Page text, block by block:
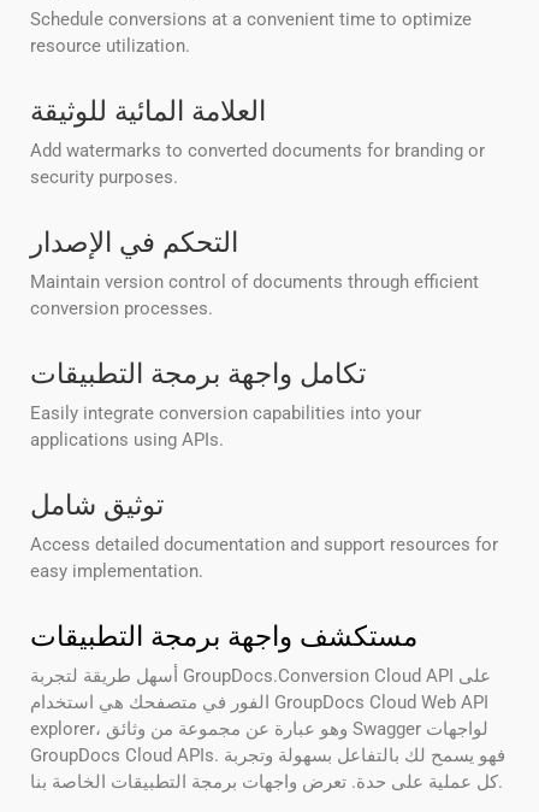
Schedule conversions at a convenient time to optimize
resource utilization.
العلامة المائية للوثيقة
Add watermarks to converted documents for branding or
security purposes.
التحكم في الإصدار
Maintain version control of documents through efficient
conversion processes.
تكامل واجهة برمجة التطبيقات
Easily integrate conversion capabilities into your
applications using APIs.
توثيق شامل
Access detailed documentation and support resources for
easy implementation.
مستكشف واجهة برمجة التطبيقات
أسهل طريقة لتجربة GroupDocs.Conversion Cloud API على
الفور في متصفحك هي استخدام GroupDocs Cloud Web API
explorer، وهو عبارة عن مجموعة من وثائق Swagger لواجهات
GroupDocs Cloud APIs. فهو يسمح لك بالتفاعل بسهولة وتجربة
كل عملية على حدة. تعرض واجهات برمجة التطبيقات الخاصة بنا.